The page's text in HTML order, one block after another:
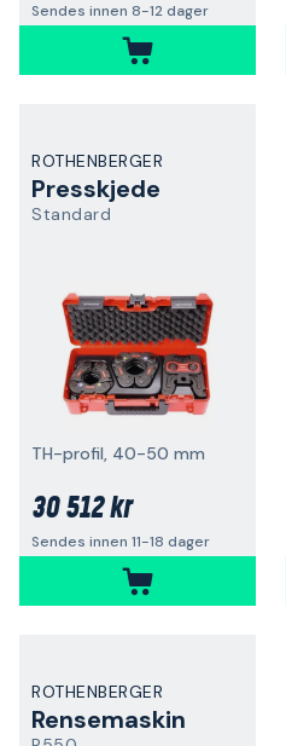
Sendes innen 8-12 dager
ROTHENBERGER
Presskjede
Standard
TH-profil, 40-50 mm
30 512 kr
Sendes innen 11-18 dager
ROTHENBERGER
Rensemaskin